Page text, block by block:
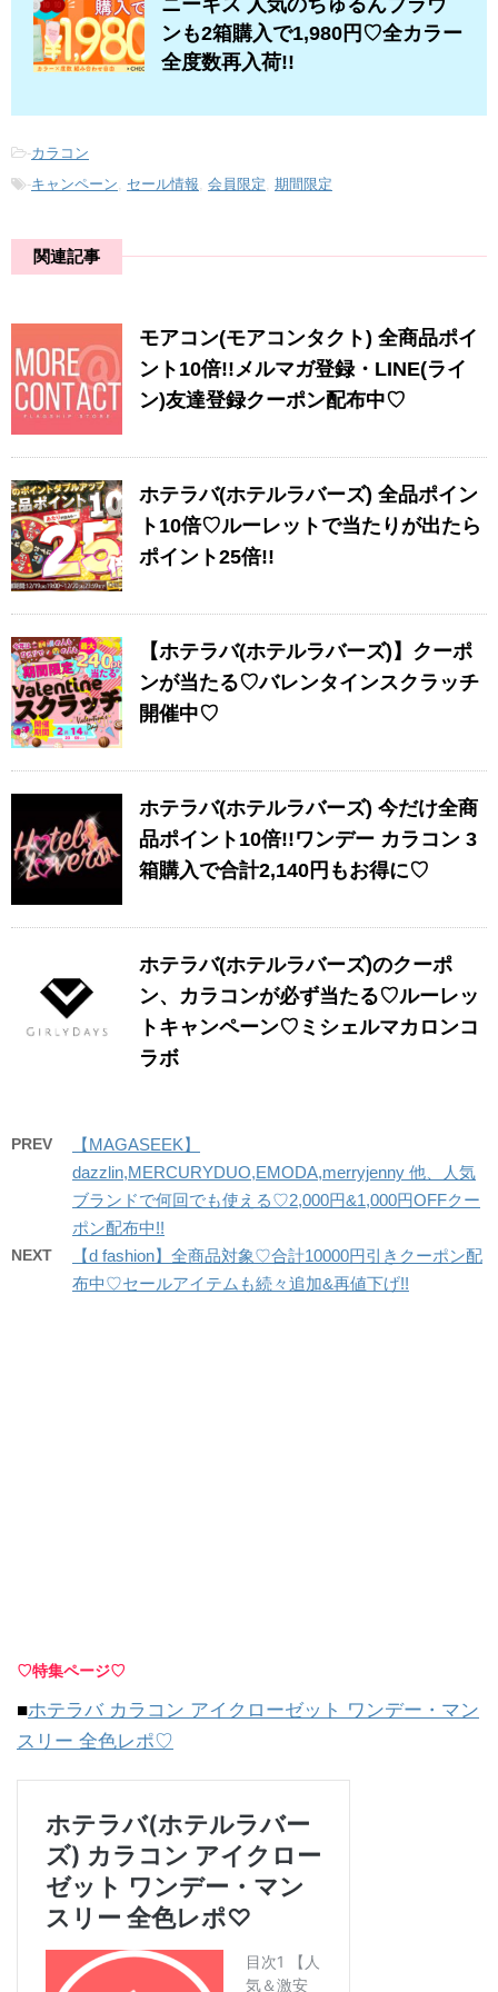
ンも2箱購入で1,980円♡全カラー
全度数再入荷!!
-カラコン
-キャンペーン セール情報 会員限定 期間限定
関連記事
モアコン(モアコンタクト) 全商品ポイ
ント10倍!!メルマガ登録・LINE(ライ
ン)友達登録クーポン配布中♡
ホテラバ(ホテルラバーズ) 全品ポイン
ト10倍♡ルーレットで当たりが出たら
ポイント25倍!!
【ホテラバ(ホテルラバーズ)】クーポ
ンが当たる♡バレンタインスクラッチ
開催中♡
ホテラバ(ホテルラバーズ) 今だけ全商
品ポイント10倍!!ワンデー カラコン 3
箱購入で合計2,140円もお得に♡
ホテラバ(ホテルラバーズ)のクーポ
ン、カラコンが必ず当たる♡ルーレッ
トキャンペーン♡ミシェルマカロンコ
ラボ
PREV
【MAGASEEK】
dazzlin,MERCURYDUO,EMODA,merryjenny 他、人気
ブランドで何回でも使える♡2,000円&1,000円OFFクー
ポン配布中!!
NEXT
【d fashion】全商品対象♡合計10000円引きクーポン配
布中♡セールアイテムも続々追加&再値下げ!!
♡特集ページ♡
■ホテラバ カラコン アイクローゼット ワンデー・マン
スリー 全色レポ♡